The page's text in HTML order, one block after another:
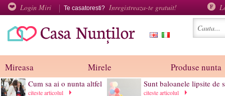
Login Miri Te casatoresti? Inregistreaza-te gratuit!
Mireasa Mirele Produse nunta
Cum sa ai o nunta altfel
citeste articolul
Sunt baloanele lipsite de
citeste articolul